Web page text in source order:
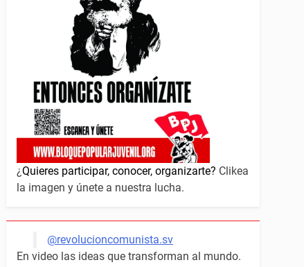
¿Quieres participar, conocer, organizarte? Clikea
la imagen y únete a nuestra lucha.
@revolucioncomunista.sv
En video las ideas que transforman al mundo.